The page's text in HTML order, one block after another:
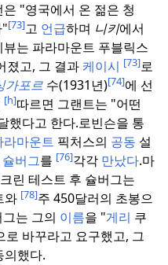
은 "영국에서 온 젊은 청
[73]고 언급하며 니키에서
뷰는 파라마운트 푸블릭스
졌고, 그 결과 케이시 [73]로
가포르 수(1931년)[74]에 선
[h]따르면 그랜트는 "어떤
했다고 한다.로빈슨을 통
라마운트 픽처스의 공동 설
슐버그를 [76]각각 만났다.마
린 테스트 후 슐버그는
와 [78]주 450달러의 초봉으
는 그의 이름을 "게리 쿠
바꾸라고 요구했고, 그
의했다.